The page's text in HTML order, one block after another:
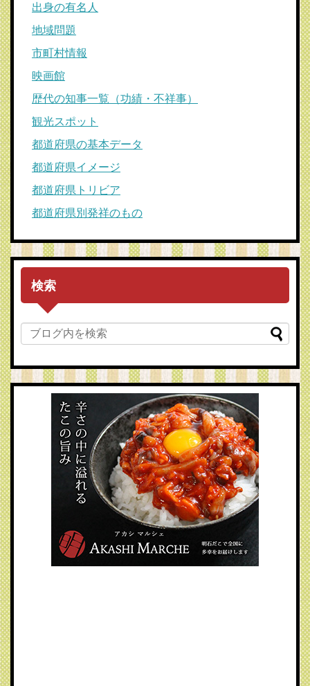
出身の有名人
地域問題
市町村情報
映画館
歴代の知事一覧（功績・不祥事）
観光スポット
都道府県の基本データ
都道府県イメージ
都道府県トリビア
都道府県別発祥のもの
検索